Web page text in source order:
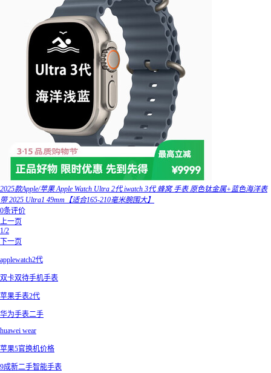
2025款Apple/苹果 Apple Watch Ultra 2代 iwatch 3代 蜂窝 手表 原色钛金属+蓝色海洋表
带 2025 Ultra1 49mm【适合165-210毫米腕围大】
0条评价
上一页
1/2
下一页
applewatch2代
双卡双待手机手表
苹果手表2代
华为手表二手
huawei wear
苹果5官换机价格
9成新二手智能手表